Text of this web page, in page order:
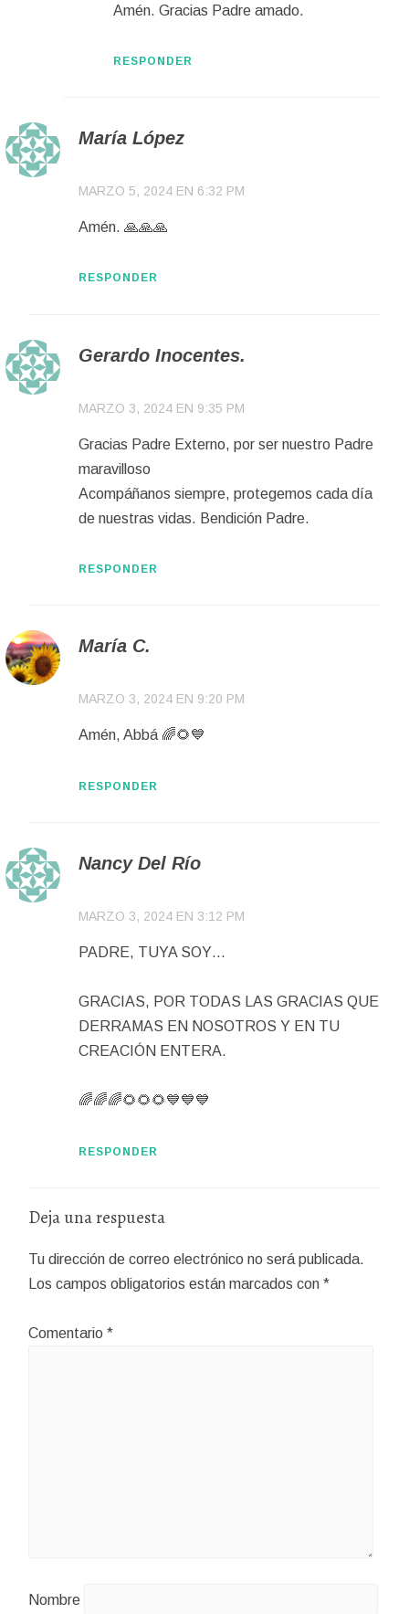
Amén. Gracias Padre amado.
RESPONDER
María López
MARZO 5, 2024 EN 6:32 PM
Amén. 🙏🙏🙏
RESPONDER
Gerardo Inocentes.
MARZO 3, 2024 EN 9:35 PM
Gracias Padre Externo, por ser nuestro Padre
maravilloso
Acompáñanos siempre, protegemos cada día
de nuestras vidas. Bendición Padre.
RESPONDER
María C.
MARZO 3, 2024 EN 9:20 PM
Amén, Abbá 🌈🌻💙
RESPONDER
Nancy Del Río
MARZO 3, 2024 EN 3:12 PM
PADRE, TUYA SOY…
GRACIAS, POR TODAS LAS GRACIAS QUE
DERRAMAS EN NOSOTROS Y EN TU
CREACIÓN ENTERA.
🌈🌈🌈🌻🌻🌻💙💙💙
RESPONDER
Deja una respuesta
Tu dirección de correo electrónico no será publicada.
Los campos obligatorios están marcados con*
Comentario*
Nombre